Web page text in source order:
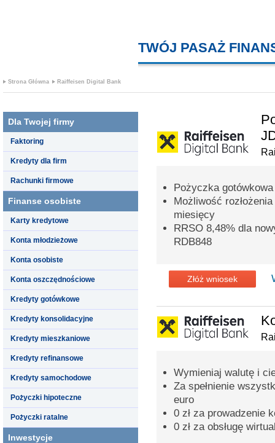
TWÓJ PASAŻ
Strona Główna Raiffeisen Digital Bank
Dla Twojej firmy
Faktoring
Kredyty dla firm
Rachunki firmowe
Finanse osobiste
Karty kredytowe
Konta młodzieżowe
Konta osobiste
Konta oszczędnościowe
Kredyty gotówkowe
Kredyty konsolidacyjne
Kredyty mieszkaniowe
Kredyty refinansowe
Kredyty samochodowe
Pożyczki hipoteczne
Pożyczki ratalne
Inwestycje
Pożyczka
Możliwość
miesięcy
RRSO 8,48% dla
RDB848
Złóż wniosek
Wymieniaj walutę i
Za spełnienie
euro
0 zł za prowadzenie
0 zł za obsługę